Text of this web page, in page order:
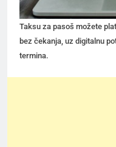
Taksu za pasoš možete
bez čekanja, uz digitalnu
termina.